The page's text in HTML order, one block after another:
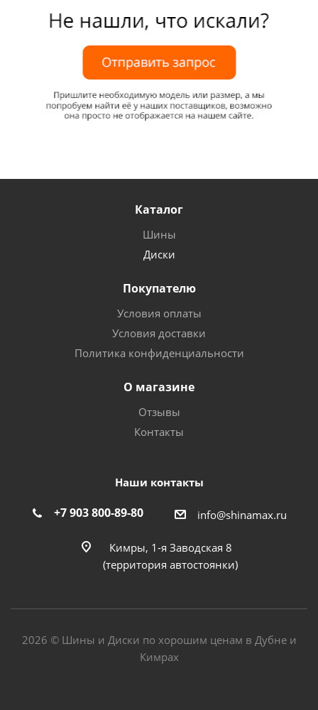
Каталог
Шины
Диски
Покупателю
Условия оплаты
Условия доставки
Политика конфиденциальности
О магазине
Отзывы
Контакты
Наши контакты
+7 903 800-89-80 info@shinamax.ru
Кимры, 1-я Заводская 8
(территория автостоянки)
2026 © Шины и Диски по хорошим ценам в Дубне и
Кимрах